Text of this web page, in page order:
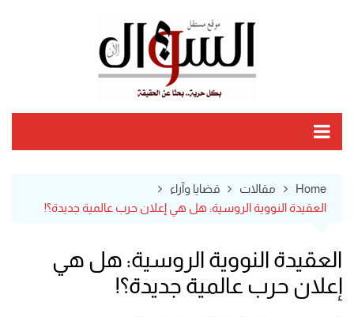
Home مقالات
قضايا وآراء
العقيدة النووية الروسية: هل هي إعلان حرب عالمية جديدة؟!
العقيدة النووية الروسية: هل هي
إعلان حرب عالمية جديدة؟!